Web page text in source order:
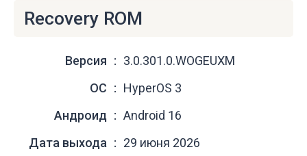
Recovery ROM
Версия
3.0.301.0.WOGEUXM
ОС
HyperOS 3
Андроид
Android 16
Дата выхода
29 июня 2026